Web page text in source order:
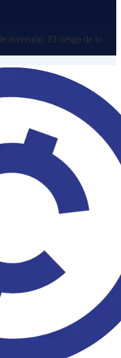
inversión. El riesgo de lo